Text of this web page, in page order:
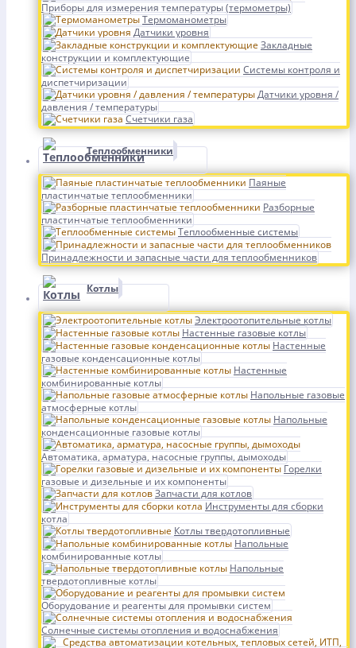
Приборы для измерения температуры (термометры)
Термоманометры
Датчики уровня
Закладные
конструкции и комплектующие
Системы контроля и
диспетчиризации
Датчики уровня /
давления / температуры
Счетчики газа
Теплообменники
Паяные
пластинчатые теплообменники
Разборные
пластинчатые теплообменники
Теплообменные системы
Принадлежности и запасные части для теплообменников
Котлы
Электроотопительные котлы
Настенные газовые котлы
Настенные
газовые конденсационные котлы
Настенные
комбинированные котлы
Напольные газовые
атмосферные котлы
Напольные
конденсационные газовые котлы
Автоматика, арматура, насосные группы, дымоходы
Горелки
газовые и дизельные и их компоненты
Запчасти для котлов
Инструменты для сборки
котла
Котлы твердотопливные
Напольные
комбинированные котлы
Напольные
твердотопливные котлы
Оборудование и реагенты для промывки систем
Солнечные системы отопления и водоснабжения